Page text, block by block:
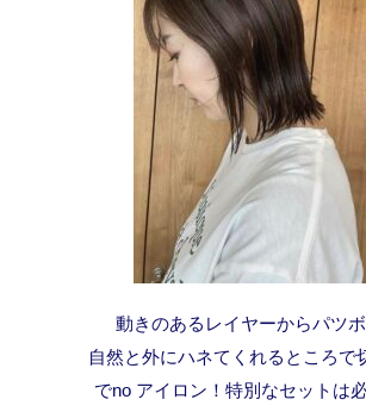
動きのあるレイヤーからパツボ
自然と外にハネてくれるところで
でno アイロン！特別なセットは